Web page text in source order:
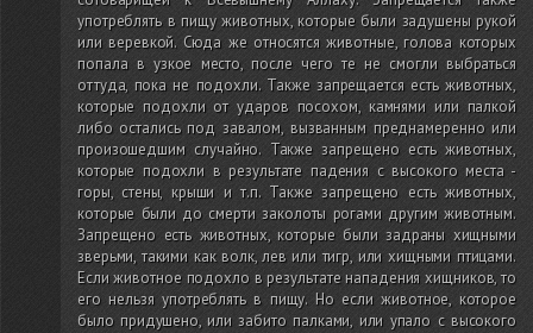
употреблять в пищу животных, которые были задушены рукой
или веревкой. Сюда же относятся животные, голова которых
попала в узкое место, после чего те не смогли выбраться
оттуда, пока не подохли. Также запрещается есть животных,
которые подохли от ударов посохом, камнями или палкой
либо остались под завалом, вызванным преднамеренно или
произошедшим случайно. Также запрещено есть животных,
которые подохли в результате падения с высокого места -
горы, стены, крыши и т.п. Также запрещено есть животных,
которые были до смерти заколоты рогами другим животным.
Запрещено есть животных, которые были задраны хищными
зверьми, такими как волк, лев или тигр, или хищными птицами.
Если животное подохло в результате нападения хищников, то
его нельзя употреблять в пищу. Но если животное, которое
было придушено, или забито палками, или упало с высокого